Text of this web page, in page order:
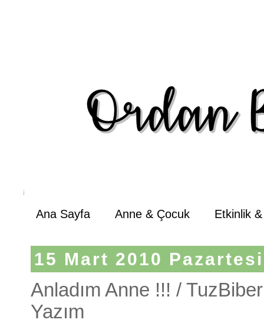
Ana Sayfa Anne & Çocuk Etkinlik
15 Mart 2010 Pazartesi
Anladım Anne !!! /
Yazım